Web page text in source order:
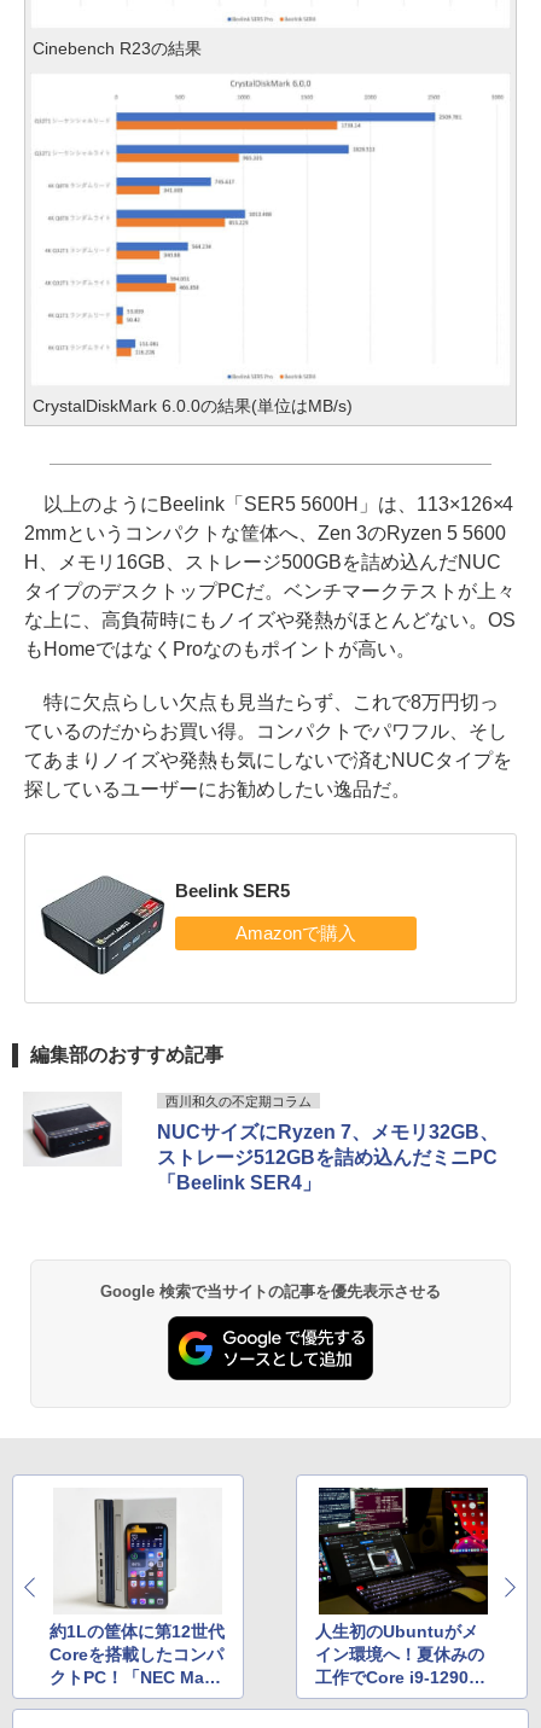
Cinebench R23の結果
CrystalDiskMark 6.0.0の結果(単位はMB/s)
以上のようにBeelink「SER5 5600H」は、113×126×4
2mmというコンパクトな筐体へ、Zen 3のRyzen 5 5600
H、メモリ16GB、ストレージ500GBを詰め込んだNUC
タイプのデスクトップPCだ。ベンチマークテストが上々
な上に、高負荷時にもノイズや発熱がほとんどない。OS
もHomeではなくProなのもポイントが高い。
特に欠点らしい欠点も見当たらず、これで8万円切っ
ているのだからお買い得。コンパクトでパワフル、そし
てあまりノイズや発熱も気にしないで済むNUCタイプを
探しているユーザーにお勧めしたい逸品だ。
Beelink SER5
編集部のおすすめ記事
西川和久の不定期コラム
NUCサイズにRyzen 7、メモリ32GB、
ストレージ512GBを詰め込んだミニPC
「Beelink SER4」
Google 検索で当サイトの記事を優先表示させる
約1Lの筐体に第12世代
Coreを搭載したコンパ
クトPC！「NEC Mate
タイプMC＜MC-C
人生初のUbuntuがメ
イン環境へ！夏休みの
工作でCore i9-12900
搭載ミニPCを組む【後